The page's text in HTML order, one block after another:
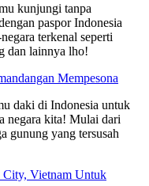
kunjungi tanpa
paspor Indonesia
terkenal seperti
dan lainnya lho!
Mempesona
daki di Indonesia untuk
negara kita! Mulai dari
gunung yang tersusah
Vietnam Untuk